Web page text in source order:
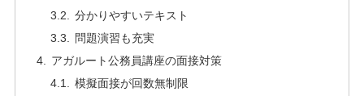
分かりやすいテキスト
問題演習も充実
アガルート公務員講座の面接対策
模擬面接が回数無制限